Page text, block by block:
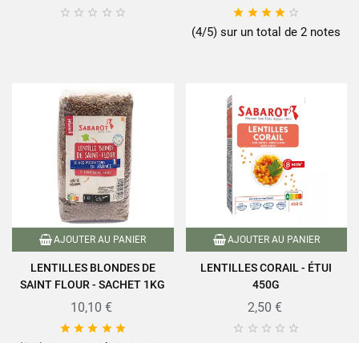
         
(4/5) sur un total de 2 notes
AJOUTER AU PANIER
LENTILLES BLONDES DE
SAINT FLOUR - SACHET 1KG
10,10 €
    
AJOUTER AU PANIER
LENTILLES CORAIL - ÉTUI
450G
2,50 €
    